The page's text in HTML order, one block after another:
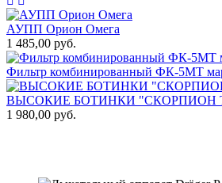
АУПП Орион Омега
1 485,00 руб.
Фильтр комбинированный ФК-5МТ
ВЫСОКИЕ БОТИНКИ "СКОРПИОН
1 980,00 руб.